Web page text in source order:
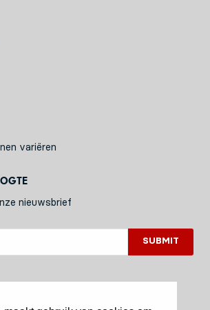
variëren
nieuwsbrief